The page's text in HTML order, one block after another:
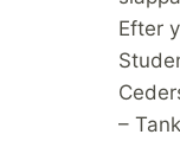
Efter
–